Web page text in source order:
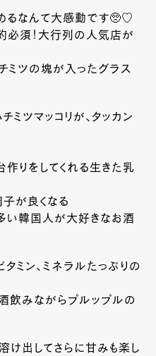
るなんて大感動です🥺♡
必須！大行列の人気店が
ミツの塊が入ったグラス
ツマッコリが、タッカン
りをしてくれる生きた乳
が良くなる
い韓国人が大好きなお酒
ミン、ミネラルたっぷりの
飲みながらプルップルの
け出してさらに甘みも楽し